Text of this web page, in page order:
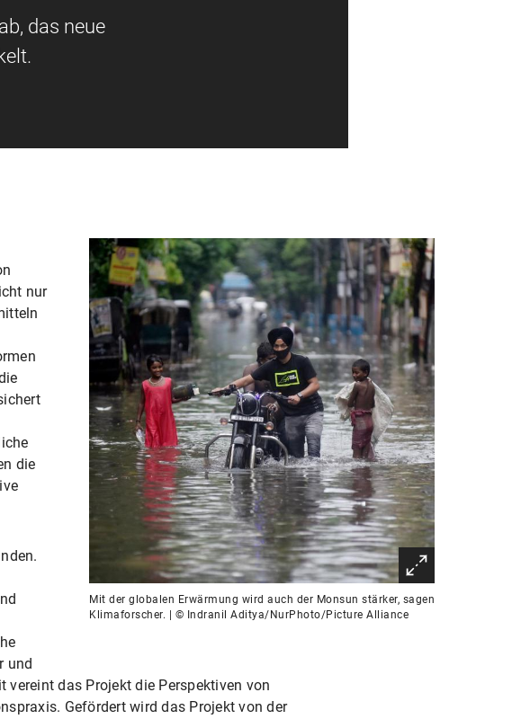
das neue
Mit der globalen Erwärmung wird auch der Monsun stärker, sagen
Klimaforscher. | © Indranil Aditya/NurPhoto/Picture Alliance
nur
die
und
das Projekt die Perspektiven von
Gefördert wird das Projekt von der